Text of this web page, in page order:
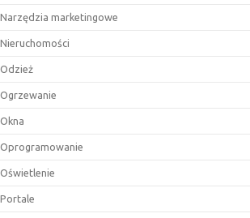
Narzędzia marketingowe
Nieruchomości
Odzież
Ogrzewanie
Okna
Oprogramowanie
Oświetlenie
Portale